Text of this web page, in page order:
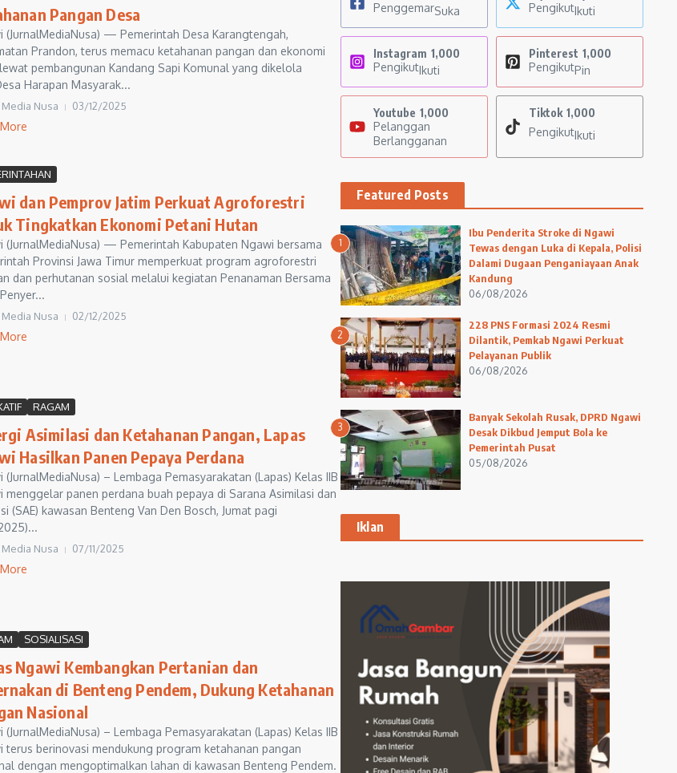
Pangan Desa
(JurnalMediaNusa) — Pemerintah Desa Karangtengah,
Prandon, terus memacu ketahanan pangan dan ekonomi
pembangunan Kandang Sapi Komunal yang dikelola
Harapan Masyarak...
Media Nusa 03/12/2025
dan Pemprov Jatim Perkuat Agroforestri
Tingkatkan Ekonomi Petani Hutan
(JurnalMediaNusa) — Pemerintah Kabupaten Ngawi bersama
Provinsi Jawa Timur memperkuat program agroforestri
dan perhutanan sosial melalui kegiatan Penanaman Bersama
Media Nusa 02/12/2025
RAGAM
Asimilasi dan Ketahanan Pangan, Lapas
Hasilkan Panen Pepaya Perdana
(JurnalMediaNusa) – Lembaga Pemasyarakatan (Lapas) Kelas IIB
menggelar panen perdana buah pepaya di Sarana Asimilasi dan
(SAE) kawasan Benteng Van Den Bosch, Jumat pagi
Media Nusa 07/11/2025
SOSIALISASI
Ngawi Kembangkan Pertanian dan
di Benteng Pendem, Dukung Ketahanan
Nasional
(JurnalMediaNusa) – Lembaga Pemasyarakatan (Lapas) Kelas IIB
terus berinovasi mendukung program ketahanan pangan
dengan mengoptimalkan lahan di kawasan Benteng Pendem.
PenggemarSuka
PengikutIkuti
Instagram 1,000
PengikutIkuti
Pinterest 1,000
PengikutPin
Youtube 1,000
Pelanggan
Berlangganan
Tiktok 1,000
PengikutIkuti
Featured Posts
1
Ibu Penderita Stroke di Ngawi
Tewas dengan Luka di Kepala, Polisi
Dalami Dugaan Penganiayaan Anak
Kandung
06/08/2026
2
228 PNS Formasi 2024 Resmi
Dilantik, Pemkab Ngawi Perkuat
Pelayanan Publik
06/08/2026
3
Banyak Sekolah Rusak, DPRD Ngawi
Desak Dikbud Jemput Bola ke
Pemerintah Pusat
05/08/2026
Iklan